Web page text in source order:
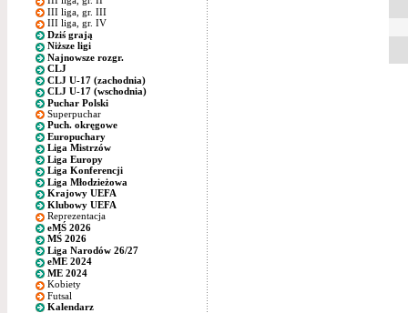
III liga, gr. III
III liga, gr. IV
Dziś grają
Niższe ligi
Najnowsze rozgr.
CLJ
CLJ U-17 (zachodnia)
CLJ U-17 (wschodnia)
Puchar Polski
Superpuchar
Puch. okręgowe
Europuchary
Liga Mistrzów
Liga Europy
Liga Konferencji
Liga Młodzieżowa
Krajowy UEFA
Klubowy UEFA
Reprezentacja
eMŚ 2026
MŚ 2026
Liga Narodów 26/27
eME 2024
ME 2024
Kobiety
Futsal
Kalendarz